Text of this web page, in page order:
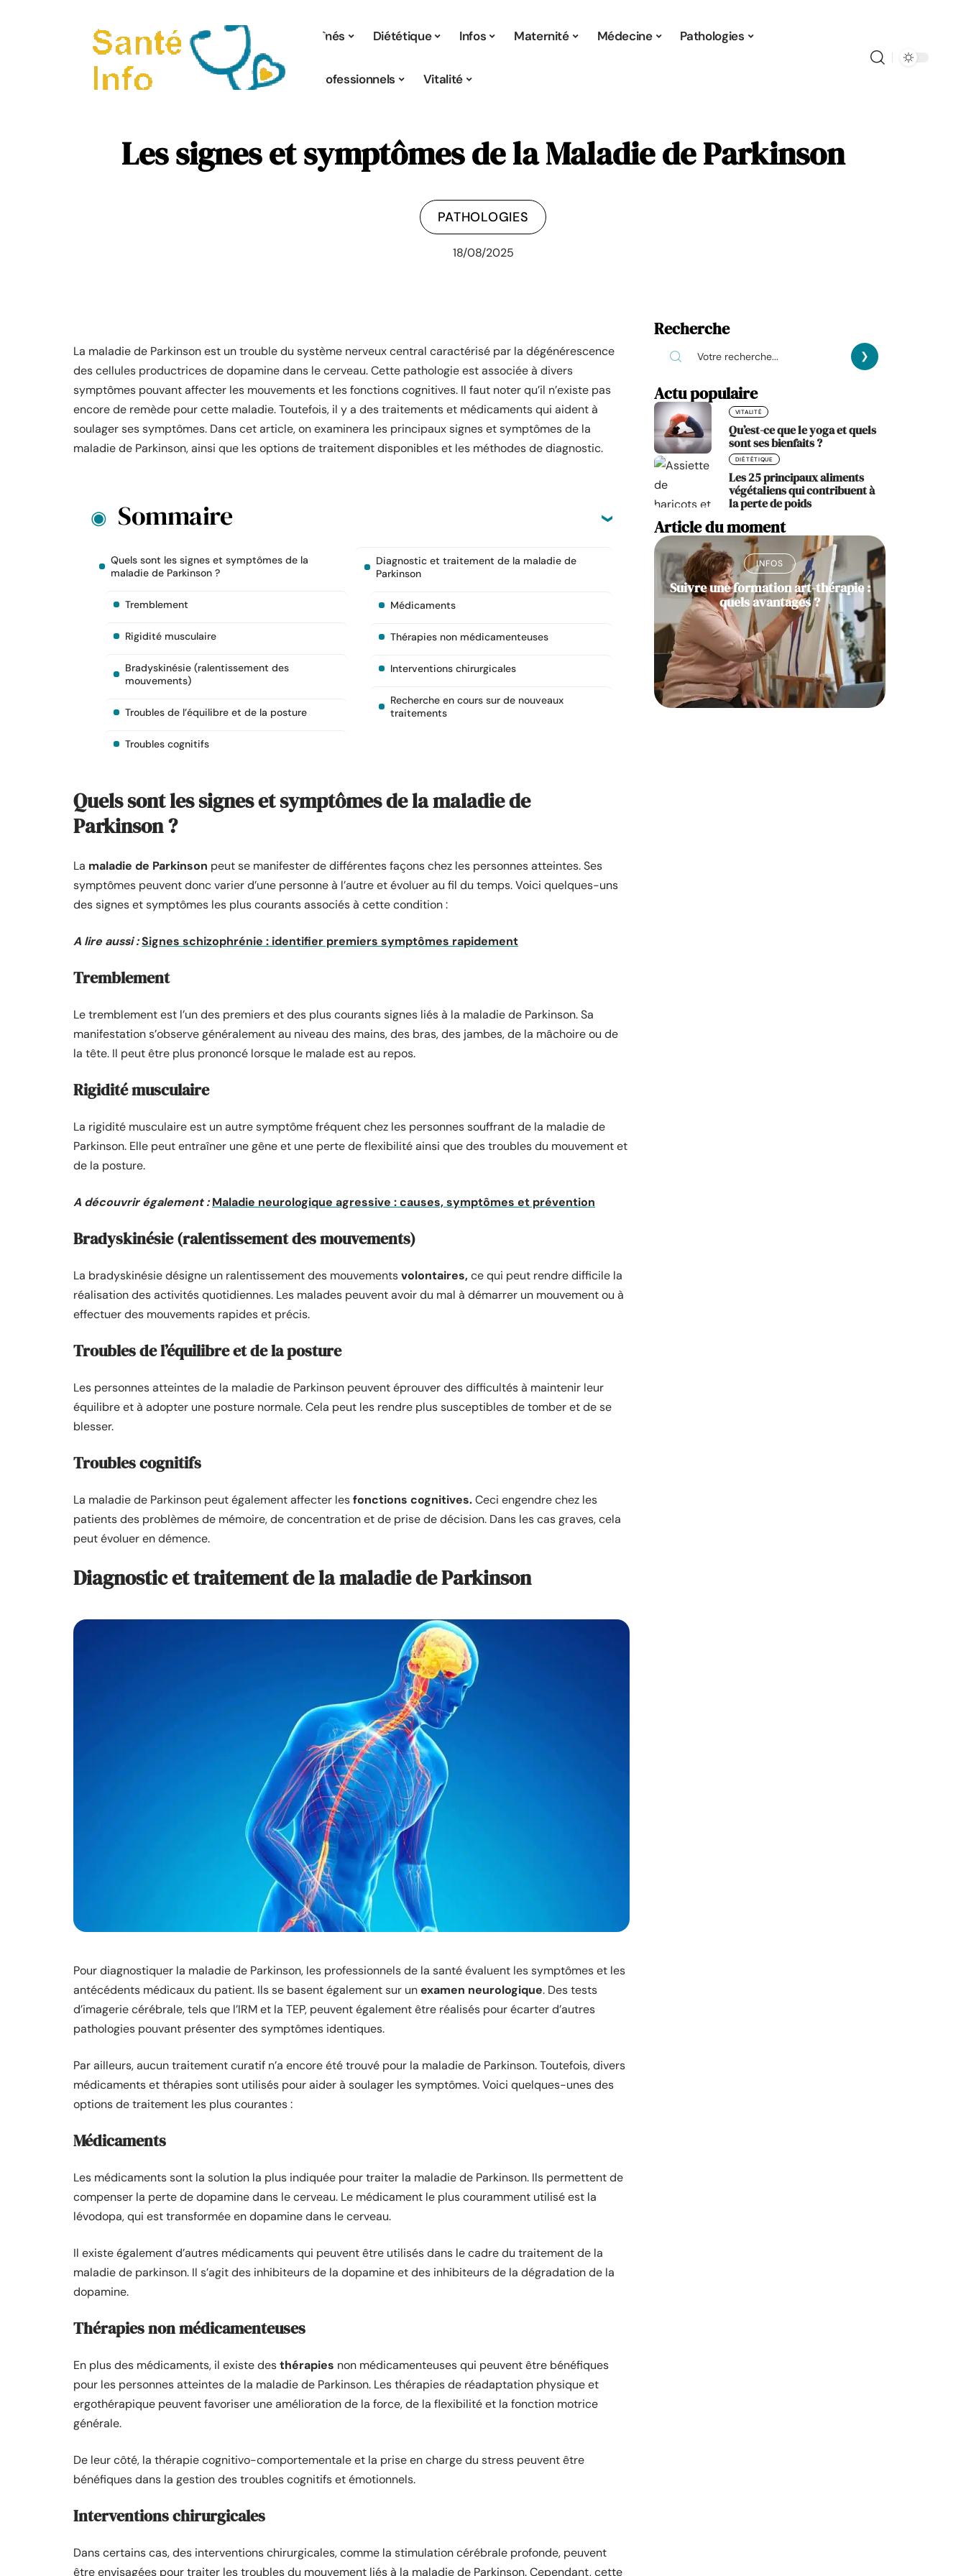
Aînés Diététique Infos Maternité Médecine Pathologies
Professionnels Vitalité
Les signes et symptômes de la Maladie de Parkinson
PATHOLOGIES
18/08/2025
La maladie de Parkinson est un trouble du système nerveux central caractérisé par la dégénérescence
des cellules productrices de dopamine dans le cerveau. Cette pathologie est associée à divers
symptômes pouvant affecter les mouvements et les fonctions cognitives. Il faut noter qu’il n’existe pas
encore de remède pour cette maladie. Toutefois, il y a des traitements et médicaments qui aident à
soulager ses symptômes. Dans cet article, on examinera les principaux signes et symptômes de la
maladie de Parkinson, ainsi que les options de traitement disponibles et les méthodes de diagnostic.
Sommaire
Quels sont les signes et symptômes de la
maladie de Parkinson ?
Tremblement
Rigidité musculaire
Bradyskinésie (ralentissement des
mouvements)
Troubles de l’équilibre et de la posture
Troubles cognitifs
Diagnostic et traitement de la maladie de
Parkinson
Médicaments
Thérapies non médicamenteuses
Interventions chirurgicales
Recherche en cours sur de nouveaux
traitements
Quels sont les signes et symptômes de la maladie de
Parkinson ?
La maladie de Parkinson peut se manifester de différentes façons chez les personnes atteintes. Ses
symptômes peuvent donc varier d’une personne à l’autre et évoluer au fil du temps. Voici quelques-uns
des signes et symptômes les plus courants associés à cette condition :
A lire aussi :Signes schizophrénie : identifier premiers symptômes rapidement
Tremblement
Le tremblement est l’un des premiers et des plus courants signes liés à la maladie de Parkinson. Sa
manifestation s’observe généralement au niveau des mains, des bras, des jambes, de la mâchoire ou de
la tête. Il peut être plus prononcé lorsque le malade est au repos.
Rigidité musculaire
La rigidité musculaire est un autre symptôme fréquent chez les personnes souffrant de la maladie de
Parkinson. Elle peut entraîner une gêne et une perte de flexibilité ainsi que des troubles du mouvement et
de la posture.
A découvrir également : Maladie neurologique agressive : causes, symptômes et prévention
Bradyskinésie (ralentissement des mouvements)
La bradyskinésie désigne un ralentissement des mouvementsvolontaires,ce qui peut rendre difficile la
réalisation des activités quotidiennes. Les malades peuvent avoir du mal à démarrer un mouvement ou à
effectuer des mouvements rapides et précis.
Troubles de l’équilibre et de la posture
Les personnes atteintes de la maladie de Parkinson peuvent éprouver des difficultés à maintenir leur
équilibre et à adopter une posture normale. Cela peut les rendre plus susceptibles de tomber et de se
blesser.
Troubles cognitifs
La maladie de Parkinson peut également affecter lesfonctions cognitives.Ceci engendre chez les
patients des problèmes de mémoire, de concentration et de prise de décision. Dans les cas graves, cela
peut évoluer en démence.
Diagnostic et traitement de la maladie de Parkinson
Pour diagnostiquer la maladie de Parkinson, les professionnels de la santé évaluent les symptômes et les
antécédents médicaux du patient. Ils se basent également sur unexamen neurologique. Des tests
d’imagerie cérébrale, tels que l’IRM et la TEP, peuvent également être réalisés pour écarter d’autres
pathologies pouvant présenter des symptômes identiques.
Par ailleurs, aucun traitement curatif n’a encore été trouvé pour la maladie de Parkinson. Toutefois, divers
médicaments et thérapies sont utilisés pour aider à soulager les symptômes. Voici quelques-unes des
options de traitement les plus courantes :
Médicaments
Les médicaments sont la solution la plus indiquée pour traiter la maladie de Parkinson. Ils permettent de
compenser la perte de dopamine dans le cerveau. Le médicament le plus couramment utilisé est la
lévodopa, qui est transformée en dopamine dans le cerveau.
Il existe également d’autres médicaments qui peuvent être utilisés dans le cadre du traitement de la
maladie de parkinson. Il s’agit des inhibiteurs de la dopamine et des inhibiteurs de la dégradation de la
dopamine.
Thérapies non médicamenteuses
En plus des médicaments, il existe desthérapies non médicamenteuses qui peuvent être bénéfiques
pour les personnes atteintes de la maladie de Parkinson. Les thérapies de réadaptation physique et
ergothérapique peuvent favoriser une amélioration de la force, de la flexibilité et la fonction motrice
générale.
De leur côté, la thérapie cognitivo-comportementale et la prise en charge du stress peuvent être
bénéfiques dans la gestion des troubles cognitifs et émotionnels.
Interventions chirurgicales
Dans certains cas, des interventions chirurgicales, comme la stimulation cérébrale profonde, peuvent
être envisagées pour traiter les troubles du mouvement liés à la maladie de Parkinson. Cependant, cette
Recherche
Actu populaire
VITALITÉ
Qu’est-ce que le yoga et quels
sont ses bienfaits ?
DIÉTÉTIQUE
Les 25 principaux aliments
végétaliens qui contribuent à
la perte de poids
Article du moment
INFOS
Suivre une formation art-thérapie :
quels avantages ?